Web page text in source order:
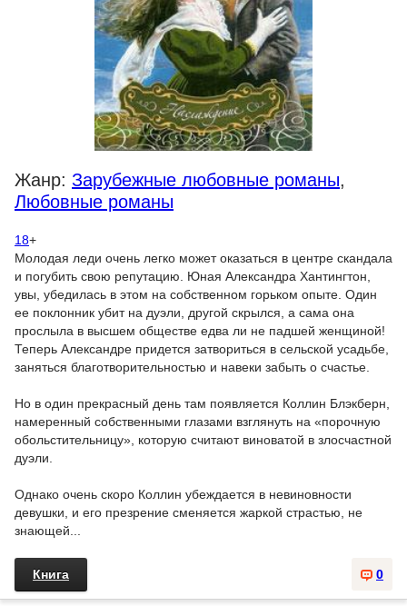
Жанр: Зарубежные любовные романы,
Любовные романы
18+
Молодая леди очень легко может оказаться в центре скандала
и погубить свою репутацию. Юная Александра Хантингтон,
увы, убедилась в этом на собственном горьком опыте. Один
ее поклонник убит на дуэли, другой скрылся, а сама она
прослыла в высшем обществе едва ли не падшей женщиной!
Теперь Александре придется затвориться в сельской усадьбе,
заняться благотворительностью и навеки забыть о счастье.
Но в один прекрасный день там появляется Коллин Блэкберн,
намеренный собственными глазами взглянуть на «порочную
обольстительницу», которую считают виноватой в злосчастной
дуэли.
Однако очень скоро Коллин убеждается в невиновности
девушки, и его презрение сменяется жаркой страстью, не
знающей...
0
Книга